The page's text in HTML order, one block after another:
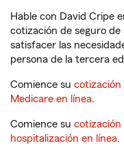
Hable con David Cripe
cotización de seguro
satisfacer las
persona de la tercera
Comience su cotización
Medicare en línea.
Comience su cotización
hospitalización en línea.